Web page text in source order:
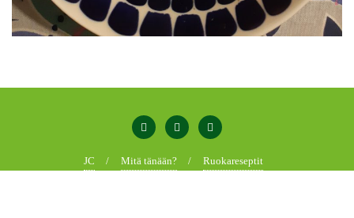
JC Mitä tänään? Ruokareseptit